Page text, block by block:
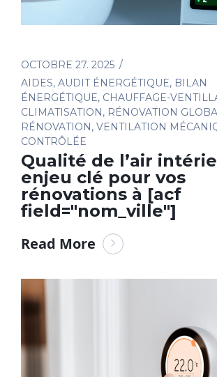
OCTOBRE 27. 2025
AIDES, AUDIT ÉNERGÉTIQUE, BILAN
ÉNERGÉTIQUE, CHAUFFAGE-
CLIMATISATION, RÉNOVATION
RÉNOVATION, VENTILATION
CONTRÔLÉE
Qualité de l’air
enjeu clé pour vos
rénovations à [acf
field="nom_ville"]
Read More